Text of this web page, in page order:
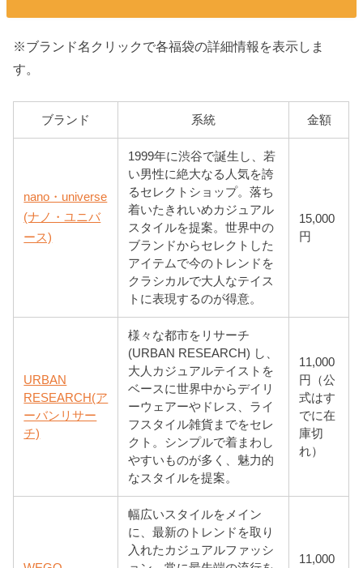
※ブランド名クリックで各福袋の詳細情報を表示しま
す。
ブランド 系統 金額
nano・universe
(ナノ・ユニバ
ース)
1999年に渋谷で誕生し、若
い男性に絶大なる人気を誇
るセレクトショップ。落ち
着いたきれいめカジュアル
スタイルを提案。世界中の
ブランドからセレクトした
アイテムで今のトレンドを
クラシカルで大人なテイス
トに表現するのが得意。
15,000
円
URBAN
RESEARCH(ア
ーバンリサー
チ)
様々な都市をリサーチ
(URBAN RESEARCH) し、
大人カジュアルテイストを
ベースに世界中からデイリ
ーウェアーやドレス、ライ
フスタイル雑貨までをセレ
クト。シンプルで着まわし
やすいものが多く、魅力的
なスタイルを提案。
11,000
円（公
式はす
でに在
庫切
れ）
幅広いスタイルをメイン
に、最新のトレンドを取り
入れたカジュアルファッシ
11,000